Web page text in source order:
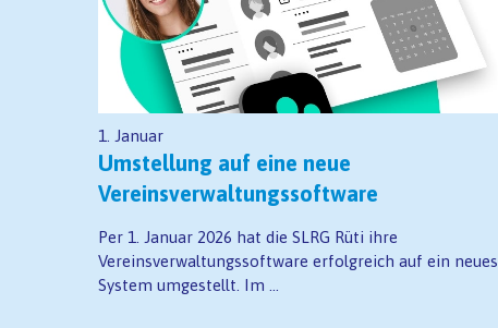
1. Januar
Umstellung auf eine neue
Vereinsverwaltungssoftware
Per 1. Januar 2026 hat die SLRG Rüti ihre
Vereinsverwaltungssoftware erfolgreich auf ein neues
System umgestellt. Im ...